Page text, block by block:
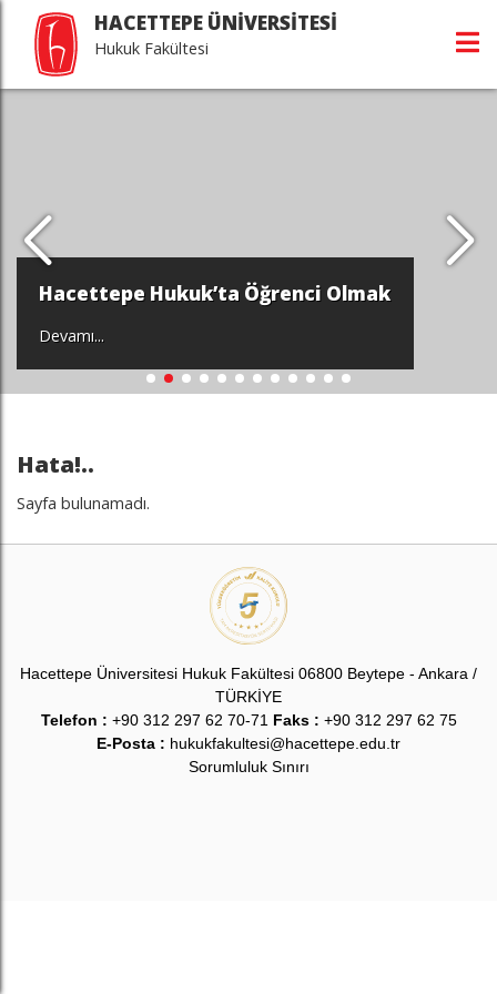
HACETTEPE ÜNİVERSİTESİ
Hukuk Fakültesi
Hacettepe Hukuk’ta Öğrenci Olmak
Devamı...
Hata!..
Sayfa bulunamadı.
Hacettepe Üniversitesi Hukuk Fakültesi 06800 Beytepe - Ankara /
TÜRKİYE
Telefon : +90 312 297 62 70-71 Faks : +90 312 297 62 75
E-Posta : hukukfakultesi@hacettepe.edu.tr
Sorumluluk Sınırı